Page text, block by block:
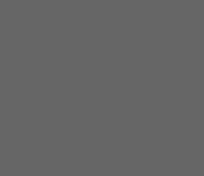
Einstellungen aktivieren
du zudem, dass deine